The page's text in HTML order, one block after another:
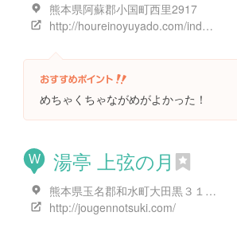
熊本県阿蘇郡小国町西里2917
http://houreinoyuyado.com/index.html
めちゃくちゃながめがよかった！
W 湯亭 上弦の月
熊本県玉名郡和水町大田黒３１０-１
http://jougennotsuki.com/